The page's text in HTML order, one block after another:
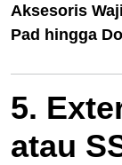
Aksesoris
Pad hingga
5.
atau